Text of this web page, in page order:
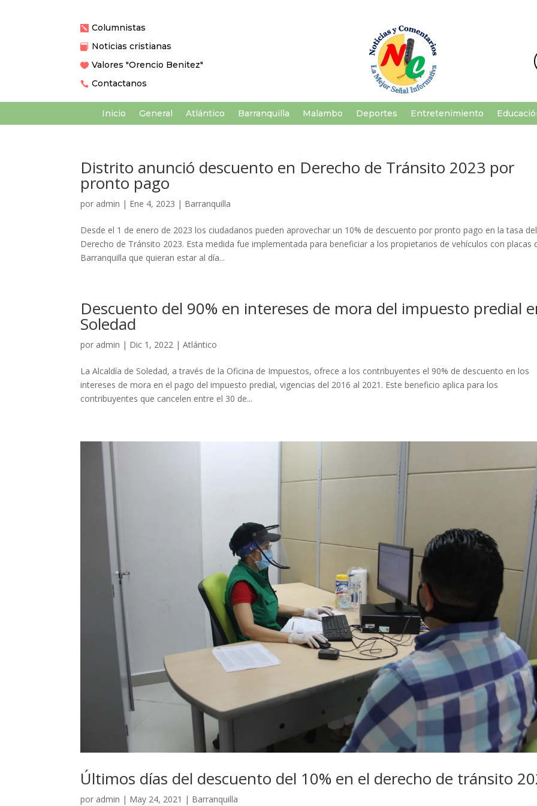
 Columnistas
 Noticias cristianas
 Valores "Orencio Benitez"
 Contactanos
Inicio General Atlántico Barranquilla Malambo Deportes Entretenimiento
Distrito anunció descuento en Derecho de Tránsito 2023 por
pronto pago
por admin | Ene 4, 2023 | Barranquilla
Desde el 1 de enero de 2023 los ciudadanos pueden aprovechar un 10% de descuento por pronto pago en la tasa del
Derecho de Tránsito 2023. Esta medida fue implementada para beneficiar a los propietarios de vehículos con placas
Barranquilla que quieran estar al día...
Descuento del 90% en intereses de mora del impuesto predial
Soledad
por admin | Dic 1, 2022 |Atlántico
La Alcaldía de Soledad, a través de la Oficina de Impuestos, ofrece a los contribuyentes el 90% de descuento en los
intereses de mora en el pago del impuesto predial, vigencias del 2016 al 2021. Este beneficio aplica para los
contribuyentes que cancelen entre el 30 de...
Últimos días del descuento del 10% en el derecho de tránsito
por admin | May 24, 2021 | Barranquilla